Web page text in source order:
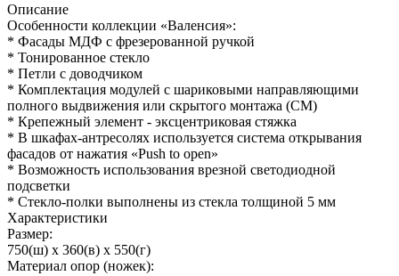
Описание
Особенности коллекции «Валенсия»:
* Фасады МДФ с фрезерованной ручкой
* Тонированное стекло
* Петли с доводчиком
* Комплектация модулей с шариковыми направляющими
полного выдвижения или скрытого монтажа (СМ)
* Крепежный элемент - эксцентриковая стяжка
* В шкафах-антресолях используется система открывания
фасадов от нажатия «Push to open»
* Возможность использования врезной светодиодной
подсветки
* Стекло-полки выполнены из стекла толщиной 5 мм
Характеристики
Размер:
750(ш) x 360(в) x 550(г)
Материал опор (ножек):